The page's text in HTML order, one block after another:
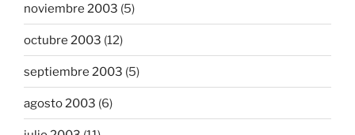
noviembre 2003 (5)
octubre 2003 (12)
septiembre 2003 (5)
agosto 2003 (6)